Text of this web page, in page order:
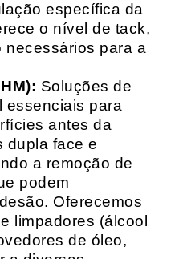
específica da
o nível de tack,
necessários para a
Soluções de
essenciais para
antes da
dupla face e
a remoção de
podem
Oferecemos
limpadores (álcool
de óleo,